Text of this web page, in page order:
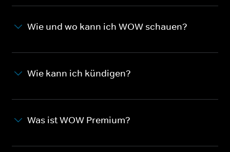
Wie und wo kann ich WOW schauen?
Wie kann ich kündigen?
Was ist WOW Premium?